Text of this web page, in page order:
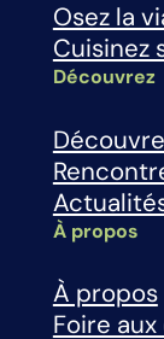
Osez la
Cuisinez
Découvrez
À propos
À propos
Foire